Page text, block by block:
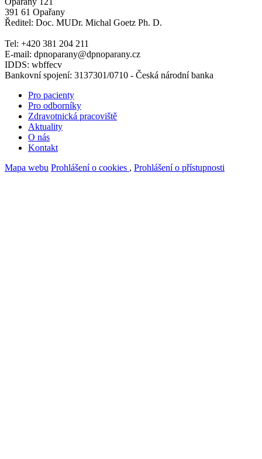
391 61 Opařany
Ředitel: Doc. MUDr. Michal Goetz Ph. D.
Tel: +420 381 204 211
E-mail: dpnoparany@dpnoparany.cz
IDDS: wbffecv
Bankovní spojení: 3137301/0710 - Česká národní banka
Pro pacienty
Pro odborníky
Zdravotnická pracoviště
Aktuality
O nás
Kontakt
Mapa webu Prohlášení o cookies , Prohlášení o přístupnosti